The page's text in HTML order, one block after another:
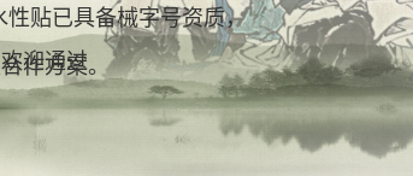
贴已具备械字号资质，
迎通过
作方案。